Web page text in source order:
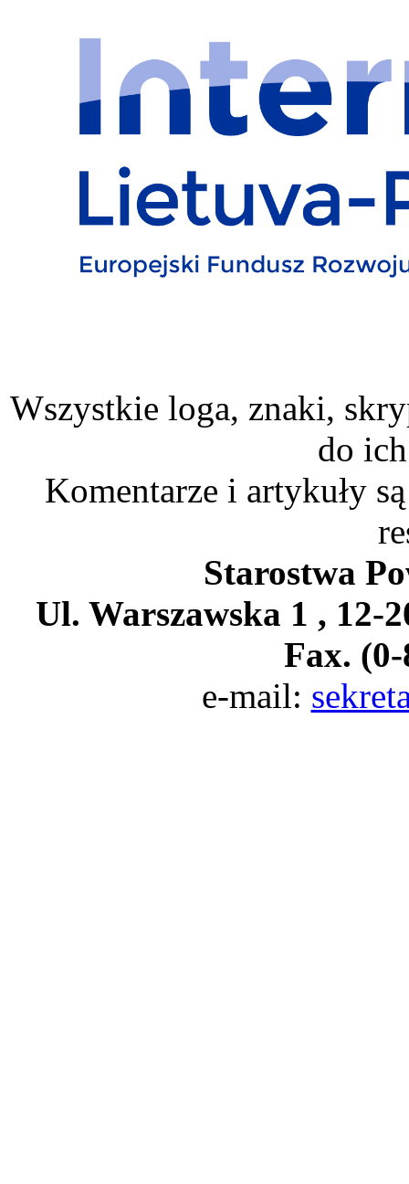
Wszystkie loga, znaki,
do
Komentarze i artykuły
Starostwa
Ul. Warszawska 1 , 12-
Fax.
e-mail: